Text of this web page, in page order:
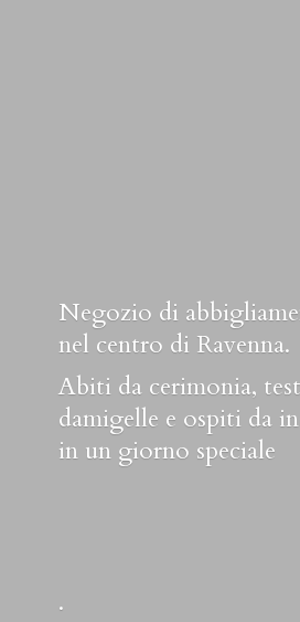
Negozio di
nel centro di Ravenna.
Abiti da cerimonia,
damigelle e ospiti da
in un giorno speciale
.